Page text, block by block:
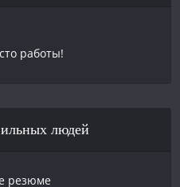
работы!
людей
резюме